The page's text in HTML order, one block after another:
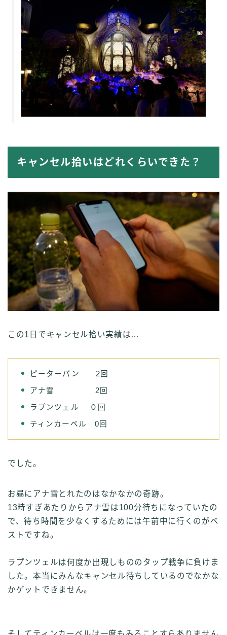
キャンセル拾いはどれくらいできた？
この1日でキャンセル拾い実績は…
ピーターパン 2回
アナ雪 2回
ラプンツェル ０回
ティンカーベル 0回
でした。
お昼にアナ雪とれたのはなかなかの奇跡。
13時すぎあたりからアナ雪は100分待ちになっていたの
で、待ち時間を少なくするためには午前中に行くのがベ
ストですね。
ラプンツェルは何度か出現しもののタップ戦争に負けま
した。本当にみんなキャンセル待ちしているのでなかな
かゲットできません。